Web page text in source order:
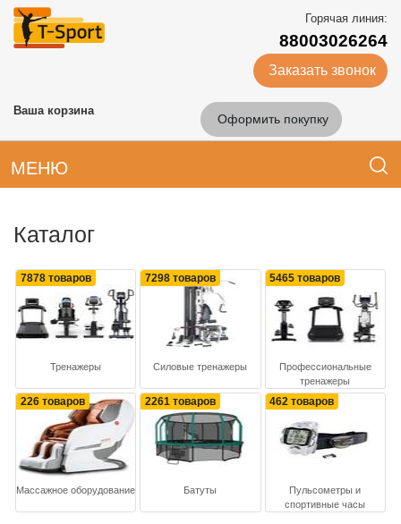
Горячая линия:
88003026264
Заказать звонок
Ваша корзина
Оформить покупку
МЕНЮ
Каталог
7878 товаров
Тренажеры
7298 товаров
Силовые тренажеры
5465 товаров
Профессиональные
тренажеры
226 товаров
Массажное оборудование
2261 товаров
Батуты
462 товаров
Пульсометры и
спортивные часы